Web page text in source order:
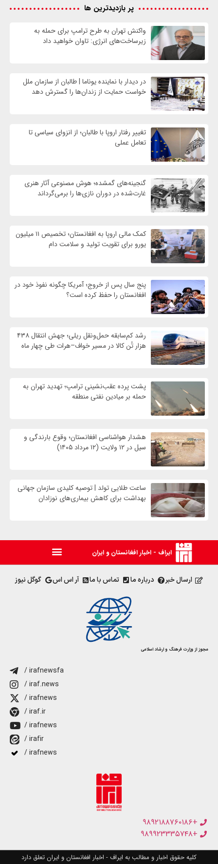
پر بازدیدترین ها
واکنش تهران به طرح ترامپ برای حمله به
زیرساخت‌های انرژی: تاوان خواهید داد
در دیدار با نماینده یوناما | طالبان از سازمان ملل
خواست حمایت از زندان‌ها را گسترش دهد
تغییر رفتار اروپا با طالبان؛ از انزوای سیاسی تا
تعامل عملی
گنجینه‌های گمشده؛ هوش مصنوعی آثار هنری
غارت‌شده در دوران نازی‌ها را برمی‌گرداند
کمک مالی اروپا به افغانستان؛ تخصیص ۱۱ میلیون
یورو برای تقویت تولید و سلامت دام
پنج سال پس از خروج؛ آمریکا چگونه نفوذ خود در
افغانستان را حفظ کرده است؟
رشد کم‌سابقه حمل‌ونقل ریلی؛ جهش انتقال ۴۳۸
هزار تُن کالا در مسیر خواف–هرات طی چهار ماه
پشت پرده عقب‌نشینی ترامپ؛ تهدید تهران به
حمله بر ميادين نفتی منطقه
هشدار هواشناسی افغانستان؛ وقوع بارندگی و
سیل در ۱۲ ولایت (۱۲ مرداد ۱۴۰۵)
ساعت طلایی تولد | توصیه کلیدی سازمان جهانی
بهداشت برای کاهش بیماری‌های نوزادان
ایراف - اخبار افغانستان و ایران
ارسال خبر درباره ما تماس با ما آر اس اس گوگل نیوز
مجوز از وزارت فرهنگ و ارشاد اسلامی
/ irafnewsfa
/ iraf.news
/ irafnews
/ iraf.ir
/ irafnews
/ irafir
/ irafnews
+۹۸۹۲۱۸۸۷۶۰۱۸۶
+۹۸۹۹۲۳۳۳۵۷۴۸
کلیه حقوق اخبار و مطالب به ایراف - اخبار افغانستان و ایران تعلق دارد